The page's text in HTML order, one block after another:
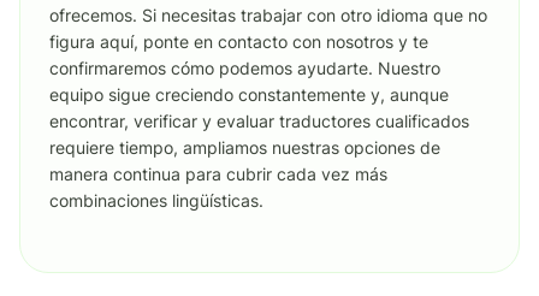
ofrecemos. Si necesitas trabajar con otro idioma que no
figura aquí, ponte en contacto con nosotros y te
confirmaremos cómo podemos ayudarte. Nuestro
equipo sigue creciendo constantemente y, aunque
encontrar, verificar y evaluar traductores cualificados
requiere tiempo, ampliamos nuestras opciones de
manera continua para cubrir cada vez más
combinaciones lingüísticas.